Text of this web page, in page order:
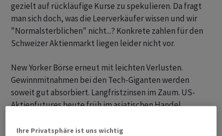
gezielt auf rückläufige Kurse zu spekulieren. Da fragt
man sich doch, was die Leerverkäufer wissen und wir
"Normalsterblichen" nicht...? Konkrete zahlen für den
Schweizer Aktienmarkt liegen leider nicht vor.
New Yorker Börse erneut mit leichten Verlusten.
Gewinnmitnahmen bei den Tech-Giganten werden
soweit gut absorbiert. Langfristzinsen im Zaum. US-
Aktienfutures heute früh im asiatischen Handel
Börsen uneinheitlich bis schwächer. Europa und die
Ihre Privatsphäre ist uns wichtig